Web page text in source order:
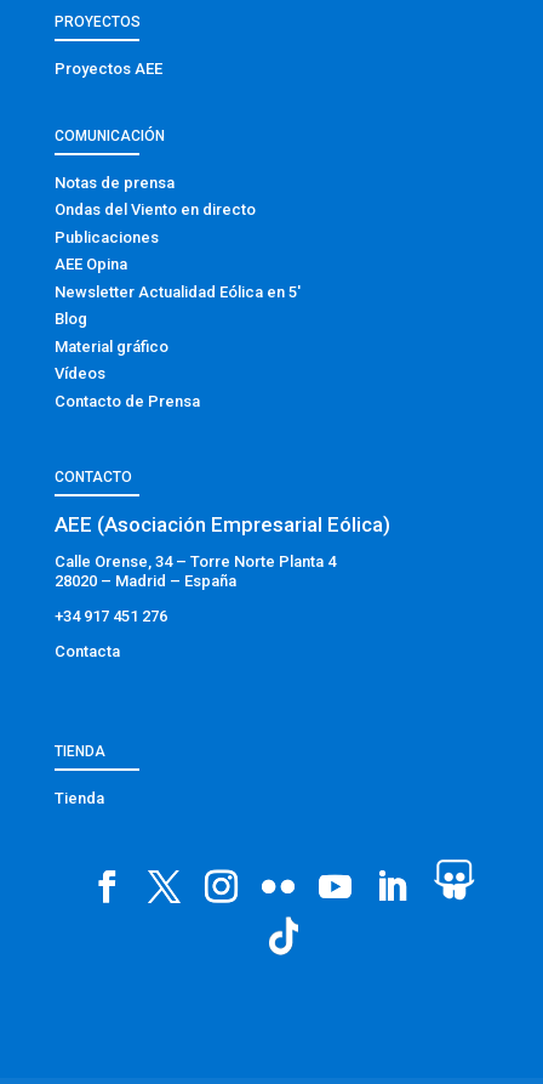
PROYECTOS
Proyectos AEE
COMUNICACIÓN
Notas de prensa
Ondas del Viento en directo
Publicaciones
AEE Opina
Newsletter Actualidad Eólica en 5′
Blog
Material gráfico
Vídeos
Contacto de Prensa
CONTACTO
AEE (Asociación Empresarial Eólica)
Calle Orense, 34 – Torre Norte Planta 4
28020 – Madrid – España
+34 917 451 276
Contacta
TIENDA
Tienda